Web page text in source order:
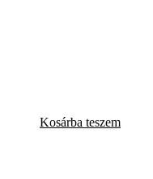
Kosárba teszem